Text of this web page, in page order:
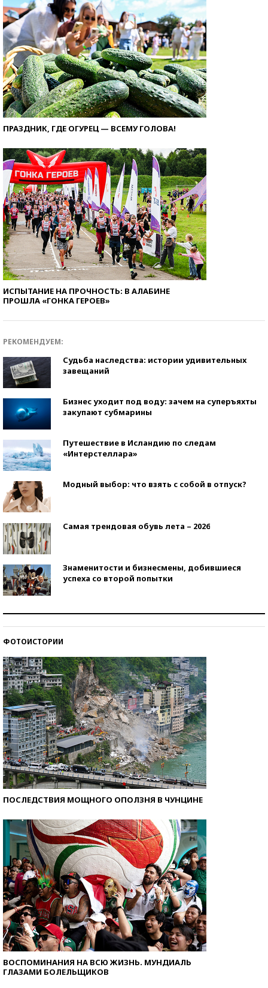
ПРАЗДНИК, ГДЕ ОГУРЕЦ — ВСЕМУ ГОЛОВА!
ИСПЫТАНИЕ НА ПРОЧНОСТЬ: В АЛАБИНЕ
ПРОШЛА «ГОНКА ГЕРОЕВ»
РЕКОМЕНДУЕМ:
Судьба наследства: истории удивительных
завещаний
Бизнес уходит под воду: зачем на суперъяхты
закупают субмарины
Путешествие в Исландию по следам
«Интерстеллара»
Модный выбор: что взять с собой в отпуск?
Самая трендовая обувь лета – 2026
Знаменитости и бизнесмены, добившиеся
успеха со второй попытки
ФОТОИСТОРИИ
ПОСЛЕДСТВИЯ МОЩНОГО ОПОЛЗНЯ В ЧУНЦИНЕ
ВОСПОМИНАНИЯ НА ВСЮ ЖИЗНЬ. МУНДИАЛЬ
ГЛАЗАМИ БОЛЕЛЬЩИКОВ